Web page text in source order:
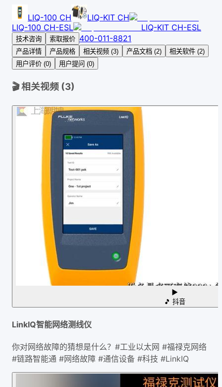
LIQ-100 CH
LIQ-KIT CH
LIQ-100 CH-ESL
LIQ-KIT CH-ESL
技术咨询 索取报价 400-011-8821
产品详情 产品规格 相关视频 (3) 产品文档 (2)
相关软件 (2)
用户评价 (0)
用户提问 (0)
🎬 相关视频 (3)
▶
🎵 抖音
LinkIQ智能网络测线仪
你对网络故障的猜想是什么？#工业以太网 #福禄克网络
#链路智能通 #网络故障 #通信设备 #科技 #LinkIQ